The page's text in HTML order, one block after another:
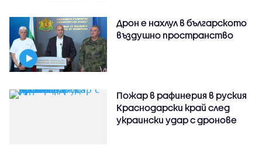
Дрон е нахлул в българското
въздушно пространство
Пожар в рафинерия в руския
Краснодарски край след
украински удар с дронове